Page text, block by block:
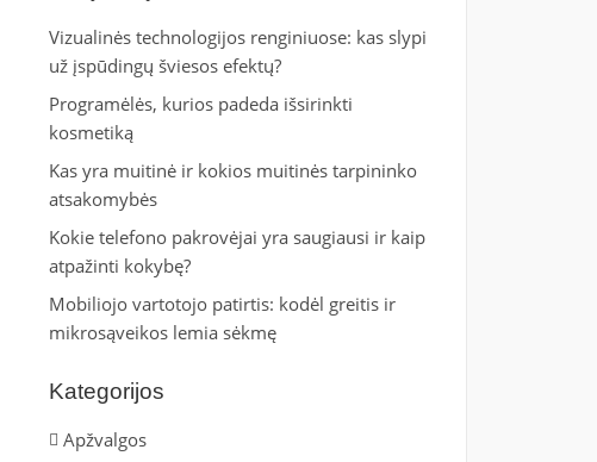
Vizualinės technologijos renginiuose: kas slypi
už įspūdingų šviesos efektų?
Programėlės, kurios padeda išsirinkti
kosmetiką
Kas yra muitinė ir kokios muitinės tarpininko
atsakomybės
Kokie telefono pakrovėjai yra saugiausi ir kaip
atpažinti kokybę?
Mobiliojo vartotojo patirtis: kodėl greitis ir
mikrosąveikos lemia sėkmę
Kategorijos
Apžvalgos